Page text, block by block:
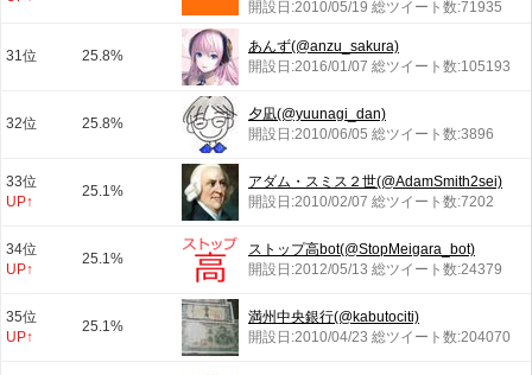
開設日:2010/05/19 総ツイート数:71935
31位 25.8%
あんず(@anzu_sakura)
開設日:2016/01/07 総ツイート数:105193
32位 25.8%
夕凪(@yuunagi_dan)
開設日:2010/06/05 総ツイート数:3896
33位
UP↑
25.1%
アダム・スミス２世(@AdamSmith2sei)
開設日:2010/02/07 総ツイート数:7202
34位
UP↑
25.1%
ストップ高bot(@StopMeigara_bot)
開設日:2012/05/13 総ツイート数:24379
35位
UP↑
25.1%
満州中央銀行(@kabutociti)
開設日:2010/04/23 総ツイート数:204070